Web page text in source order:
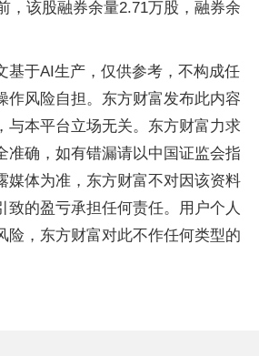
，该股融券余量2.71万股，融券余
基于AI生产，仅供参考，不构成任
作风险自担。东方财富发布此内容
与本平台立场无关。东方财富力求
准确，如有错漏请以中国证监会指
媒体为准，东方财富不对因该资料
致的盈亏承担任何责任。用户个人
险，东方财富对此不作任何类型的